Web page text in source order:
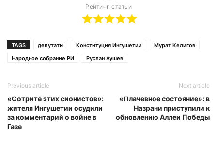
Рейтинг статьи
TAGS депутаты Конституция Ингушетии
Мурат Келигов
Народное собрание РИ
Руслан Аушев
Previous article
«Сотрите этих сионистов»:
жителя Ингушетии осудили
за комментарий о войне в
Газе
Next article
«Плачевное состояние»: в
Назрани приступили к
обновлению Аллеи Победы